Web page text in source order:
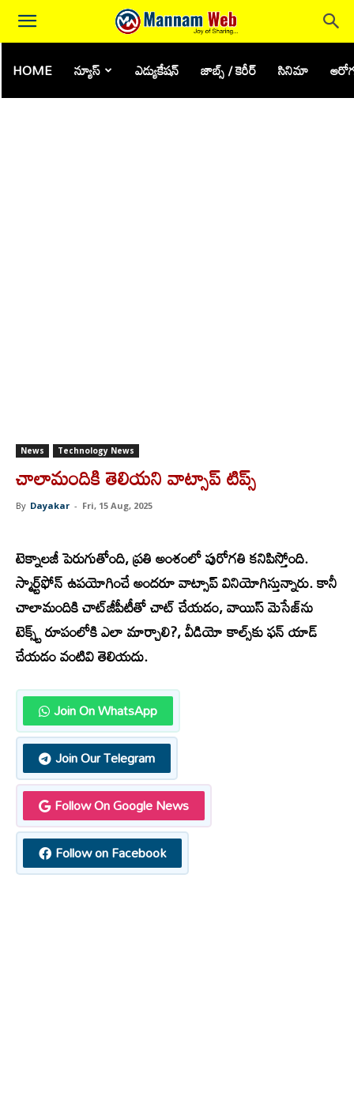
HOME న్యూస్ ఎడ్యుకేషన్ జాబ్స్ / కెరీర్ సినిమా
News Technology News
చాలామందికి తెలియని వాట్సాప్ టిప్స్
By Dayakar - Fri, 15 Aug, 2025
టెక్నాలజీ పెరుగుతోంది, ప్రతి అంశంలో పురోగతి కనిపిస్తోంది.
స్మార్ట్‌ఫోన్ ఉపయోగించే అందరూ వాట్సాప్ వినియోగిస్తున్నారు. కానీ
చాలామందికి చాట్​జీపీటీతో చాట్ చేయడం, వాయిస్ మెసేజ్‌ను
టెక్స్ట్ రూపంలోకి ఎలా మార్చాలి?, వీడియో కాల్స్‌కు ఫన్ యాడ్
చేయడం వంటివి తెలియదు.
Join On WhatsApp
Join Our Telegram
Follow On Google News
Follow on Facebook